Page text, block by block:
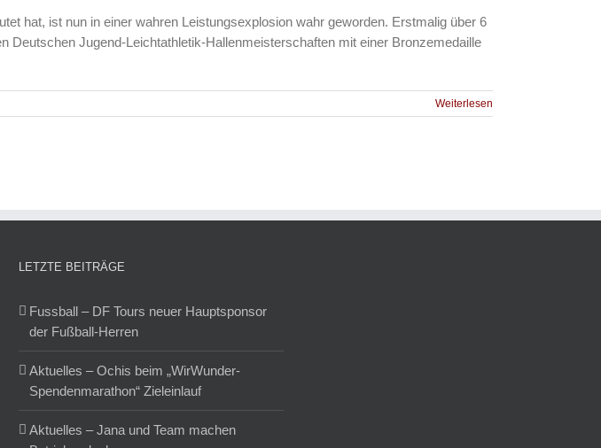
hat, ist nun in einer wahren Leistungsexplosion wahr geworden. Erstmalig über 6
Deutschen Jugend-Leichtathletik-Hallenmeisterschaften mit einer Bronzemedaille
Weiterlesen
LETZTE BEITRÄGE
Fussball – DF Tours neuer Hauptsponsor
der Fußball-Herren
Aktuelles – Ochis beim „WirWunder-
Spendenmarathon“ Zieleinlauf
Aktuelles – Jana und Team machen